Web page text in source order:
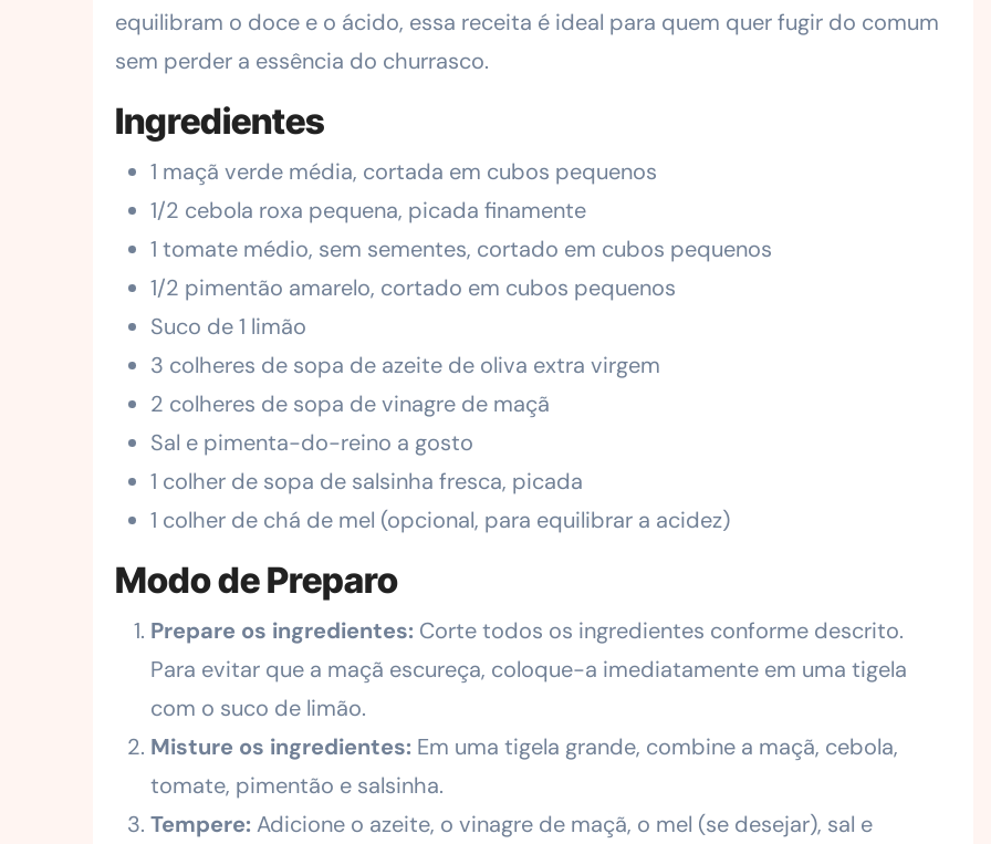
equilibram o doce e o ácido, essa receita é ideal para quem quer fugir do comum
sem perder a essência do churrasco.
Ingredientes
1 maçã verde média, cortada em cubos pequenos
1/2 cebola roxa pequena, picada finamente
1 tomate médio, sem sementes, cortado em cubos pequenos
1/2 pimentão amarelo, cortado em cubos pequenos
Suco de 1 limão
3 colheres de sopa de azeite de oliva extra virgem
2 colheres de sopa de vinagre de maçã
Sal e pimenta-do-reino a gosto
1 colher de sopa de salsinha fresca, picada
1 colher de chá de mel (opcional, para equilibrar a acidez)
Modo de Preparo
Prepare os ingredientes: Corte todos os ingredientes conforme descrito.
Para evitar que a maçã escureça, coloque-a imediatamente em uma tigela
com o suco de limão.
Misture os ingredientes: Em uma tigela grande, combine a maçã, cebola,
tomate, pimentão e salsinha.
Tempere: Adicione o azeite, o vinagre de maçã, o mel (se desejar), sal e